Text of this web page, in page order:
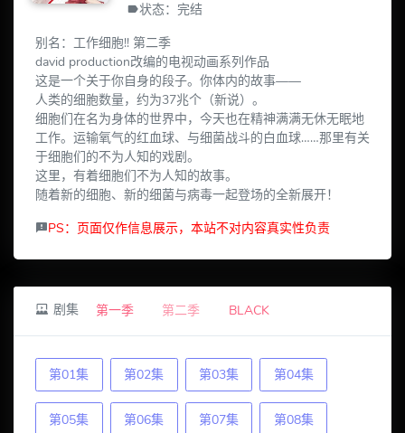
状态：完结
别名：工作细胞!! 第二季
david production改编的电视动画系列作品
这是一个关于你自身的段子。你体内的故事——
人类的细胞数量，约为37兆个（新说）。
细胞们在名为身体的世界中，今天也在精神满满无休无眠地
工作。运输氧气的红血球、与细菌战斗的白血球……那里有关
于细胞们的不为人知的戏剧。
这里，有着细胞们不为人知的故事。
随着新的细胞、新的细菌与病毒一起登场的全新展开！
PS：页面仅作信息展示，本站不对内容真实性负责
剧集 第一季 第二季 BLACK
第01集 第02集 第03集 第04集
第05集 第06集 第07集 第08集